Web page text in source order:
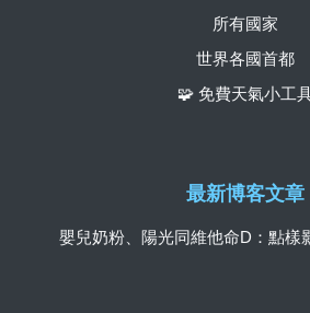
所有國家
世界各國首都
🧩 免費天氣小工
最新博客文章
嬰兒奶粉、陽光同維他命D：點樣